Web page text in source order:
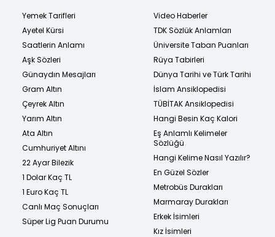
Yemek Tarifleri
Ayetel Kürsi
Saatlerin Anlamı
Aşk Sözleri
Günaydın Mesajları
Gram Altın
Çeyrek Altın
Yarım Altın
Ata Altın
Cumhuriyet Altını
22 Ayar Bilezik
1 Dolar Kaç TL
1 Euro Kaç TL
Canlı Maç Sonuçları
Süper Lig Puan Durumu
Video Haberler
TDK Sözlük Anlamları
Üniversite Taban Puanları
Rüya Tabirleri
Dünya Tarihi ve Türk Tarihi
İslam Ansiklopedisi
TÜBİTAK Ansiklopedisi
Hangi Besin Kaç Kalori
Eş Anlamlı Kelimeler
Sözlüğü
Hangi Kelime Nasıl Yazılır?
En Güzel Sözler
Metrobüs Durakları
Marmaray Durakları
Erkek İsimleri
Kız İsimleri